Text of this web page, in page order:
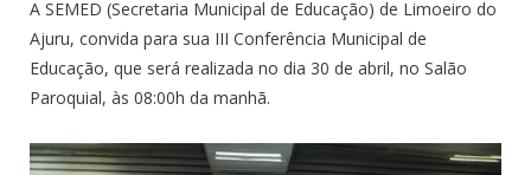
A SEMED (Secretaria Municipal de Educação) de Limoeiro do
Ajuru, convida para sua III Conferência Municipal de
Educação, que será realizada no dia 30 de abril, no Salão
Paroquial, às 08:00h da manhã.